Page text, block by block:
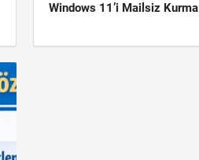
Windows 11’i Mailsiz Kurma